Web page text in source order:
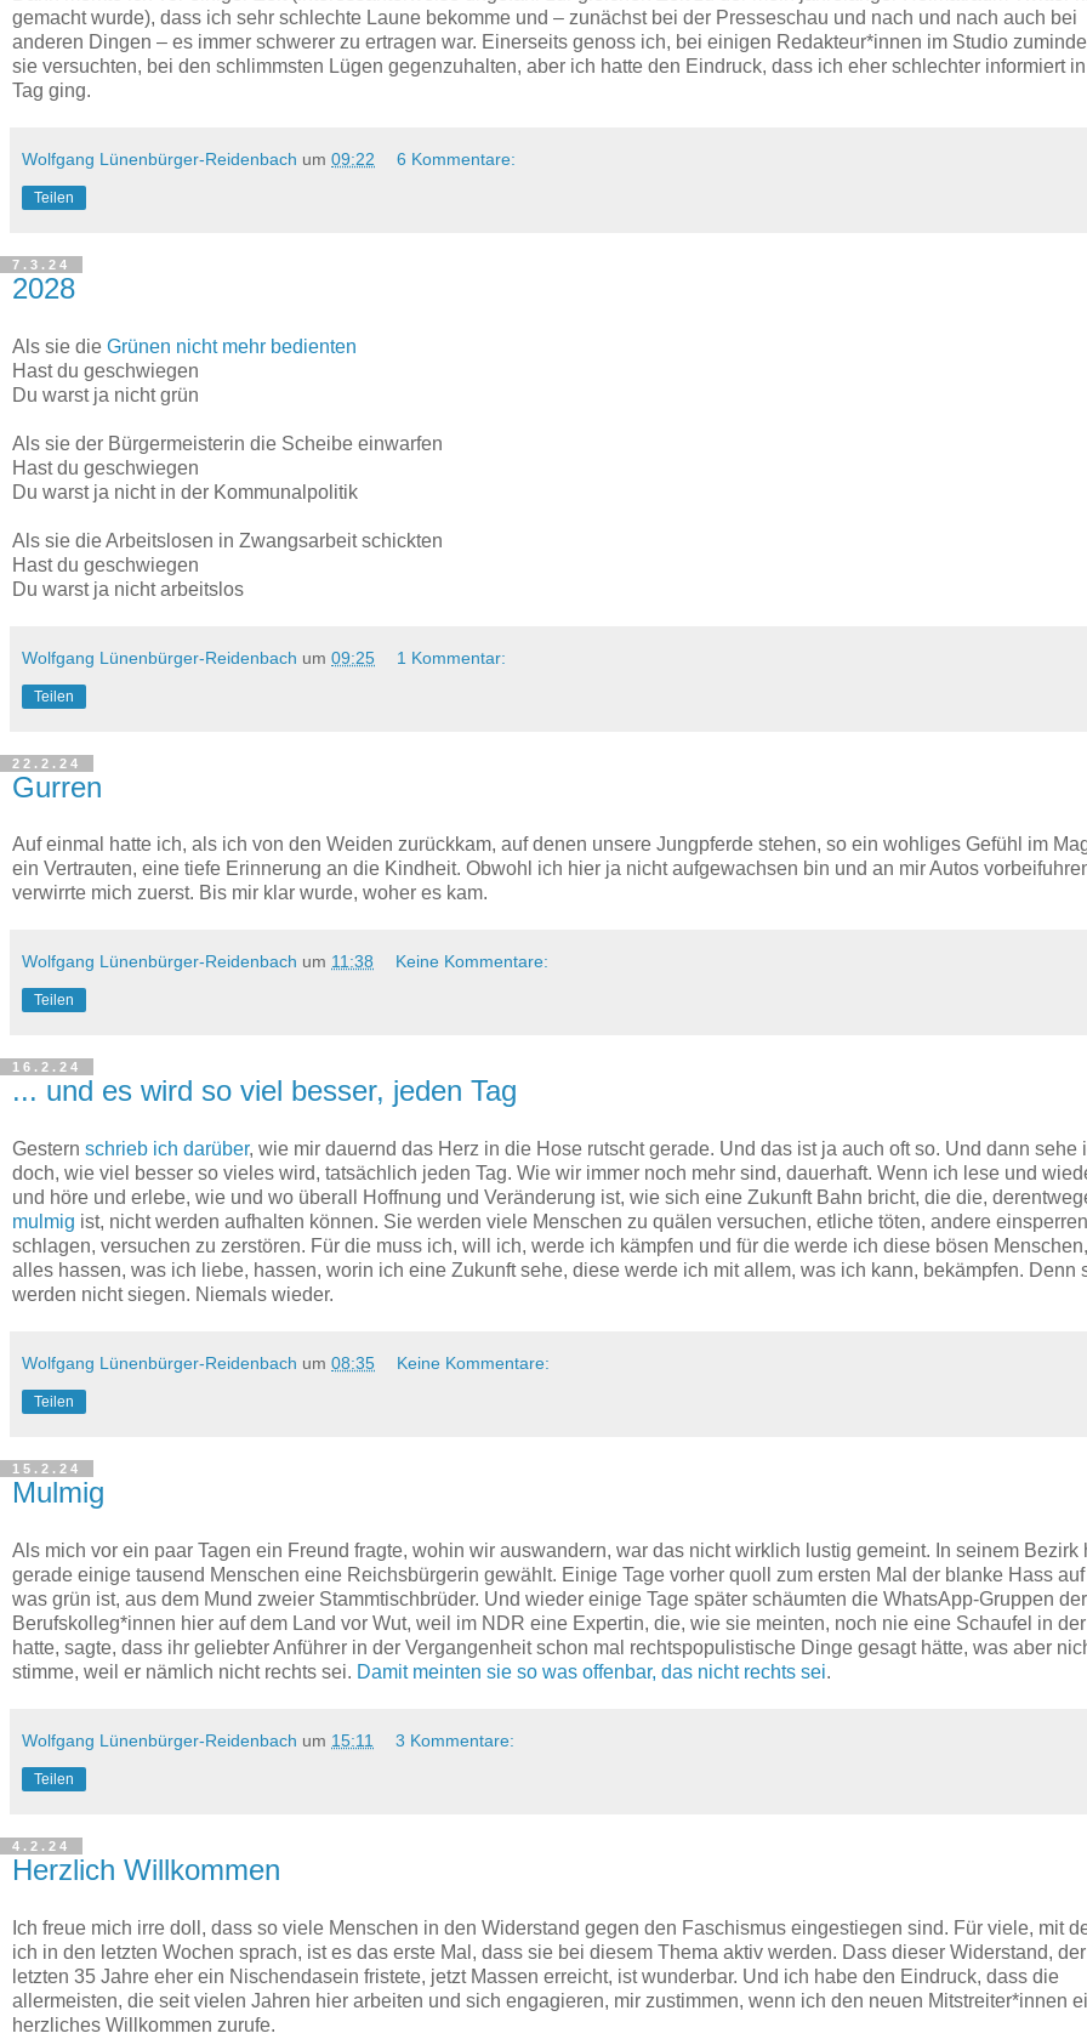
gemacht wurde), dass ich sehr schlechte Laune bekomme und – zunächst bei der Presseschau und nach und nach auch bei
anderen Dingen – es immer schwerer zu ertragen war. Einerseits genoss ich, bei einigen Redakteur*innen im Studio
sie versuchten, bei den schlimmsten Lügen gegenzuhalten, aber ich hatte den Eindruck, dass ich eher schlechter informiert
Tag ging.
Wolfgang Lünenbürger-Reidenbach um 09:22 6 Kommentare:
Teilen
7.3.24
2028
Als sie die Grünen nicht mehr bedienten
Hast du geschwiegen
Du warst ja nicht grün
Als sie der Bürgermeisterin die Scheibe einwarfen
Hast du geschwiegen
Du warst ja nicht in der Kommunalpolitik
Als sie die Arbeitslosen in Zwangsarbeit schickten
Hast du geschwiegen
Du warst ja nicht arbeitslos
Wolfgang Lünenbürger-Reidenbach um 09:25 1 Kommentar:
Teilen
22.2.24
Gurren
Auf einmal hatte ich, als ich von den Weiden zurückkam, auf denen unsere Jungpferde stehen, so ein wohliges Gefühl im
ein Vertrauten, eine tiefe Erinnerung an die Kindheit. Obwohl ich hier ja nicht aufgewachsen bin und an mir Autos
verwirrte mich zuerst. Bis mir klar wurde, woher es kam.
Wolfgang Lünenbürger-Reidenbach um 11:38 Keine Kommentare:
Teilen
16.2.24
... und es wird so viel besser, jeden Tag
Gestern schrieb ich darüber, wie mir dauernd das Herz in die Hose rutscht gerade. Und das ist ja auch oft so. Und dann sehe
doch, wie viel besser so vieles wird, tatsächlich jeden Tag. Wie wir immer noch mehr sind, dauerhaft. Wenn ich lese und
und höre und erlebe, wie und wo überall Hoffnung und Veränderung ist, wie sich eine Zukunft Bahn bricht, die die,
mulmig ist, nicht werden aufhalten können. Sie werden viele Menschen zu quälen versuchen, etliche töten, andere
schlagen, versuchen zu zerstören. Für die muss ich, will ich, werde ich kämpfen und für die werde ich diese bösen
alles hassen, was ich liebe, hassen, worin ich eine Zukunft sehe, diese werde ich mit allem, was ich kann, bekämpfen. Denn
werden nicht siegen. Niemals wieder.
Wolfgang Lünenbürger-Reidenbach um 08:35 Keine Kommentare:
Teilen
15.2.24
Mulmig
Als mich vor ein paar Tagen ein Freund fragte, wohin wir auswandern, war das nicht wirklich lustig gemeint. In seinem Bezirk
gerade einige tausend Menschen eine Reichsbürgerin gewählt. Einige Tage vorher quoll zum ersten Mal der blanke Hass
was grün ist, aus dem Mund zweier Stammtischbrüder. Und wieder einige Tage später schäumten die WhatsApp-Gruppen der
Berufskolleg*innen hier auf dem Land vor Wut, weil im NDR eine Expertin, die, wie sie meinten, noch nie eine Schaufel in
hatte, sagte, dass ihr geliebter Anführer in der Vergangenheit schon mal rechtspopulistische Dinge gesagt hätte, was aber
stimme, weil er nämlich nicht rechts sei. Damit meinten sie so was offenbar, das nicht rechts sei.
Wolfgang Lünenbürger-Reidenbach um 15:11 3 Kommentare:
Teilen
4.2.24
Herzlich Willkommen
Ich freue mich irre doll, dass so viele Menschen in den Widerstand gegen den Faschismus eingestiegen sind. Für viele, mit
ich in den letzten Wochen sprach, ist es das erste Mal, dass sie bei diesem Thema aktiv werden. Dass dieser Widerstand,
letzten 35 Jahre eher ein Nischendasein fristete, jetzt Massen erreicht, ist wunderbar. Und ich habe den Eindruck, dass die
allermeisten, die seit vielen Jahren hier arbeiten und sich engagieren, mir zustimmen, wenn ich den neuen Mitstreiter*innen
herzliches Willkommen zurufe.